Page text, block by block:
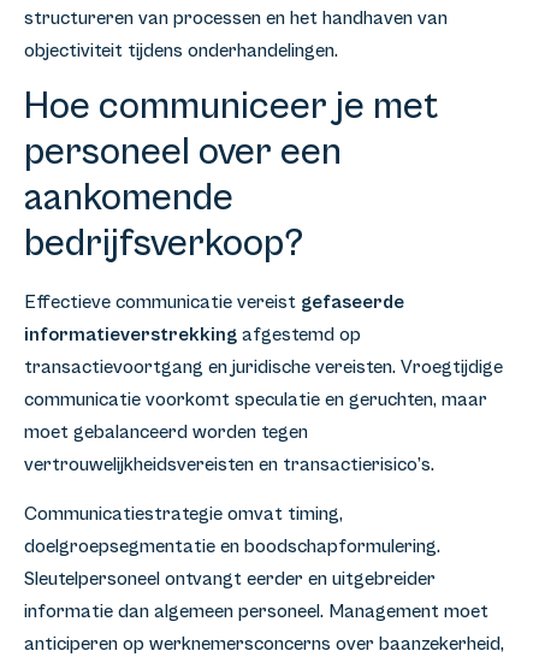
structureren van processen en het handhaven van
objectiviteit tijdens onderhandelingen.
Hoe communiceer je met
personeel over een
aankomende
bedrijfsverkoop?
Effectieve communicatie vereist gefaseerde
informatieverstrekking afgestemd op
transactievoortgang en juridische vereisten. Vroegtijdige
communicatie voorkomt speculatie en geruchten, maar
moet gebalanceerd worden tegen
vertrouwelijkheidsvereisten en transactierisico’s.
Communicatiestrategie omvat timing,
doelgroepsegmentatie en boodschapformulering.
Sleutelpersoneel ontvangt eerder en uitgebreider
informatie dan algemeen personeel. Management moet
anticiperen op werknemersconcerns over baanzekerheid,